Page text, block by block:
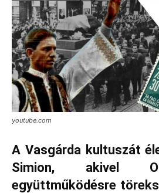
youtube.com
A Vasgárda kultuszát
Simion, akivel
együttműködésre